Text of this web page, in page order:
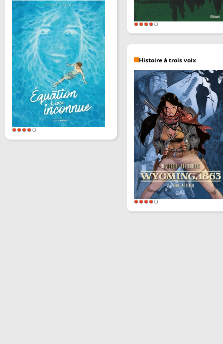
Histoire à trois voix